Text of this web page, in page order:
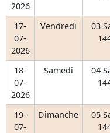
2026
17-
07-
2026
Vendredi
03
18-
07-
2026
Samedi
04
19-
07-
Dimanche
05